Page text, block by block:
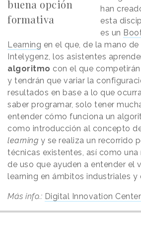
buena opción
formativa
han
esta
es un
Learning en el que, de la mano
Intelygenz, los asistentes
algoritmo con el que
y tendrán que variar la
resultados en base a lo que
saber programar, solo tener
entender cómo funciona un
como introducción al concepto
learning y se realiza un recorrido
técnicas existentes, así como una
de uso que ayuden a entender el
learning en ámbitos industriales y
Más info.: Digital Innovation Center